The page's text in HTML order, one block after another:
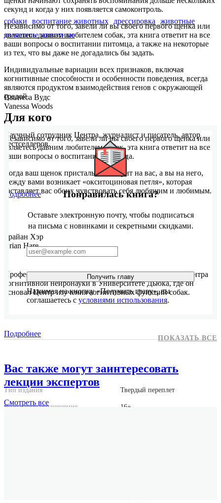
секунд и когда у них появляется самоконтроль.
Независимо от того, завели ли вы своего первого щенка или
являетесь давним любителем собак, эта книга ответит на все
ваши вопросы о воспитании питомца, а также на некоторые
из тех, что вы даже не догадались бы задать.
Индивидуальные вариации всех признаков, включая
когнитивные способности и особенности поведения, всегда
являются продуктом взаимодействия генов с окружающей
средой.
Для кого
Независимо от того, завели ли вы своего первого щенка или
являетесь давним любителем собак, эта книга ответит на все
ваши вопросы о воспитании питомца.
Когда ваш щенок пристально смотрит на вас, а вы на него,
между вами возникает «окситоциновая петля», которая
заставляет вас обоих чувствовать себя любящим и любимым.
собаки воспитание животных дрессировка
животные
домашние животные
Ваннеса Вудс
Vanessa Woods
Научный сотрудник Центра, журналист и писатель, автор
бестселлеров.
Подробнее
Брайан Хэр
Brian Hare
Профессор кафедры эволюционной антропологии и Центра
когнитивной нейронауки в Университете Дьюка, где он
основал Центр изучения когнитивных функций собак.
Подробнее
Тип издания Твердый переплет
Возрастное ограничение 16+
Понравилась книга?
Оставьте электронную почту, чтобы подписаться
на письма с новинками и секретными скидками.
Получить главу
Нажимая на кнопку «Получить главу», вы
соглашаетесь с условиями использования.
ПОКАЗАТЬ ВСЕ
Вас также могут заинтересовать
лекции экспертов
Смотреть все